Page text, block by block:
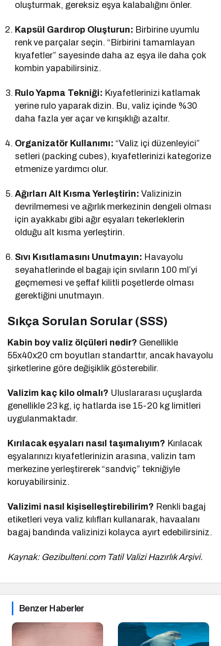
oluşturmak, gereksiz eşya kalabalığını önler.
Kapsül Gardırop Oluşturun: Birbirine uyumlu
renk ve parçalar seçin. “Birbirini tamamlayan
kıyafetler” sayesinde daha az eşya ile daha çok
kombin yapabilirsiniz.
Rulo Yapma Tekniği: Kıyafetlerinizi katlamak
yerine rulo yaparak dizin. Bu, valiz içinde %30
daha fazla yer açar ve kırışıklığı azaltır.
Organizatör Kullanımı: “Valiz içi düzenleyici”
setleri (packing cubes), kıyafetlerinizi kategorize
etmenize yardımcı olur.
Ağırları Alt Kısma Yerleştirin: Valizinizin
devrilmemesi ve ağırlık merkezinin dengeli olması
için ayakkabı gibi ağır eşyaları tekerleklerin
olduğu alt kısma yerleştirin.
Sıvı Kısıtlamasını Unutmayın: Havayolu
seyahatlerinde el bagajı için sıvıların 100 ml’yi
geçmemesi ve şeffaf kilitli poşetlerde olması
gerektiğini unutmayın.
Sıkça Sorulan Sorular (SSS)
Kabin boy valiz ölçüleri nedir? Genellikle
55x40x20 cm boyutları standarttır, ancak havayolu
şirketlerine göre değişiklik gösterebilir.
Valizim kaç kilo olmalı? Uluslararası uçuşlarda
genellikle 23 kg, iç hatlarda ise 15-20 kg limitleri
uygulanmaktadır.
Kırılacak eşyaları nasıl taşımalıyım? Kırılacak
eşyalarınızı kıyafetlerinizin arasına, valizin tam
merkezine yerleştirerek “sandviç” tekniğiyle
koruyabilirsiniz.
Valizimi nasıl kişiselleştirebilirim? Renkli bagaj
etiketleri veya valiz kılıfları kullanarak, havaalanı
bagaj bandında valizinizi kolayca ayırt edebilirsiniz.
Kaynak: Gezibulteni.com Tatil Valizi Hazırlık Arşivi.
Benzer Haberler